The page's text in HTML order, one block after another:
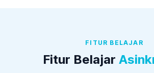
FITUR BELAJAR
Fitur Belajar